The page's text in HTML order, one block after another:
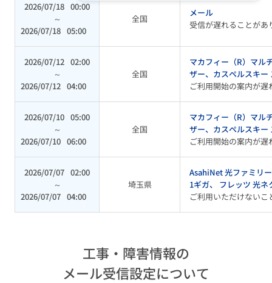
2026/07/18 00:00
～
2026/07/18 05:00
全国
メール
受信が遅れることがあ
2026/07/12 02:00
～
2026/07/12 04:00
全国
マカフィー（R）マル
ザー、カスペルスキー
ご利用開始の案内が遅
2026/07/10 05:00
～
2026/07/10 06:00
全国
マカフィー（R）マル
ザー、カスペルスキー
ご利用開始の案内が遅
2026/07/07 02:00
～
2026/07/07 04:00
埼玉県
AsahiNet 光ファミリ
1ギガ、 フレッツ 光
ご利用いただけないこ
工事・障害情報の
メール受信設定について